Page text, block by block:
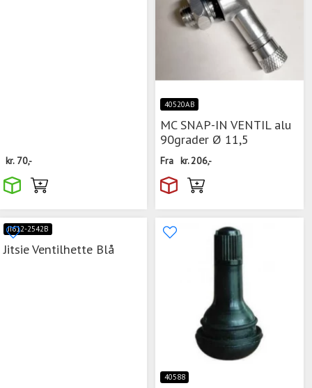
kr. 70,-
40520AB
MC SNAP-IN VENTIL alu
90grader Ø 11,5
Fra kr.206,-
JI612-2542B
Jitsie Ventilhette Blå
40588